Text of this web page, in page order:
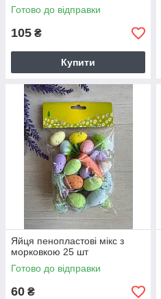
Готово до відправки
105 ₴
Купити
Яйця пенопластові мікс з
морковкою 25 шт
Готово до відправки
60 ₴